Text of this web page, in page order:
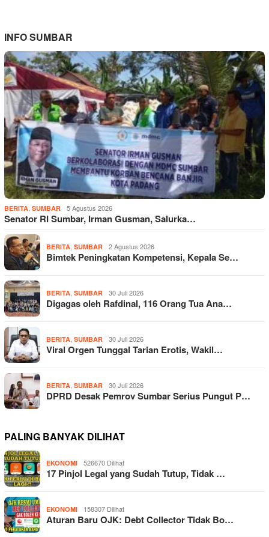
INFO SUMBAR
BERITA SUMBAR 5 Agustus 2026
Senator RI Sumbar, Irman Gusman, Salurka…
BERITA SUMBAR 2 Agustus 2026
Bimtek Peningkatan Kompetensi, Kepala Se…
BERITA SUMBAR 30 Juli 2026
Digagas oleh Rafdinal, 116 Orang Tua Ana…
BERITA SUMBAR 30 Juli 2026
Viral Orgen Tunggal Tarian Erotis, Wakil…
BERITA SUMBAR 30 Juli 2026
DPRD Desak Pemrov Sumbar Serius Pungut P…
PALING BANYAK DILIHAT
EKONOMI 526670 Dilihat
17 Pinjol Legal yang Sudah Tutup, Tidak …
EKONOMI 158307 Dilihat
Aturan Baru OJK: Debt Collector Tidak Bo…